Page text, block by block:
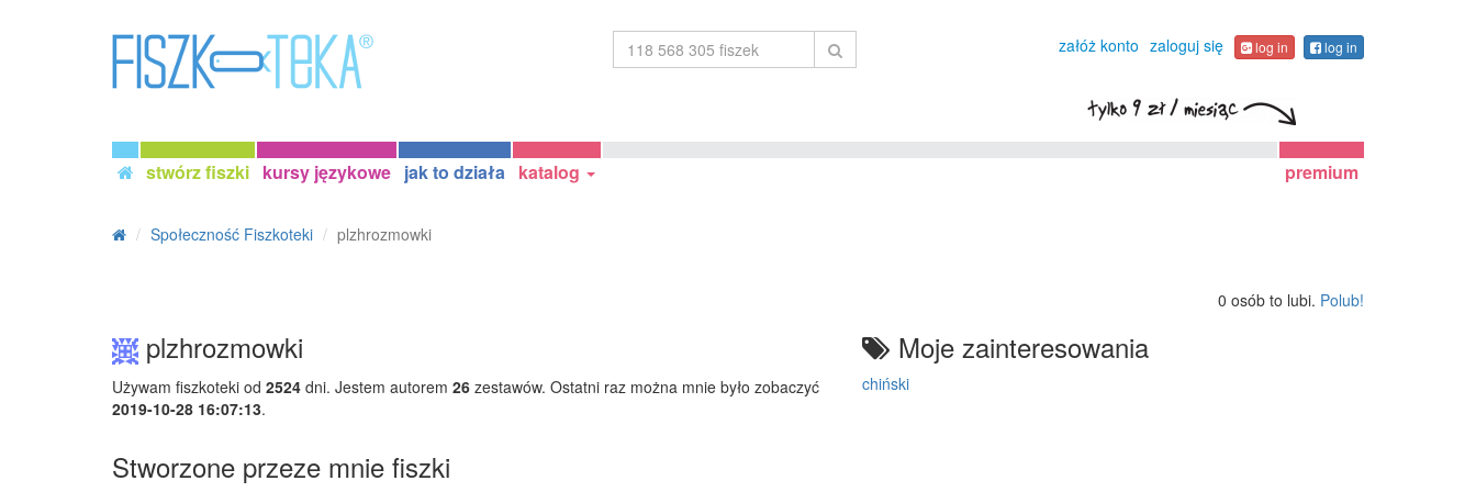
załóż konto zaloguj się log in log in
stwórz fiszki kursy językowe jak to działa katalog premium
Społeczność Fiszkoteki plzhrozmowki
0 osób to lubi. Polub!
plzhrozmowki
Używam fiszkoteki od 2524 dni. Jestem autorem 26 zestawów. Ostatni raz można mnie było zobaczyć
2019-10-28 16:07:13.
Moje zainteresowania
chiński
Stworzone przeze mnie fiszki